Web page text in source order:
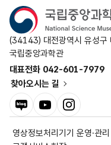
(34143) 대전광역시 유성
국립중앙과학관
대표전화 042-601-7979
찾아오시는 길
블로그유튜브인스타그램
영상정보처리기기 운영·관